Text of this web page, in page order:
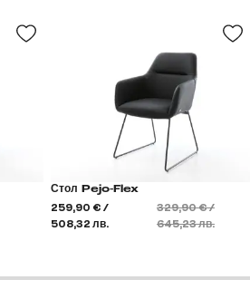
Стол Pejo-Flex
259,90 € /
508,32 лв.
329,90 € /
645,23 лв.